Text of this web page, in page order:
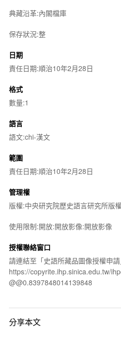
典藏沿革:內閣檔庫
保存狀況:整
日期
責任日期:順治10年2月28日
格式
數量:1
語言
語文:chi-漢文
範圍
責任日期:順治10年2月28日
管理權
版權:中央研究院歷史語言研究所版
使用限制:開放:開放影像:開放影像
授權聯絡窗口
請連結至「史語所藏品圖像授權申
https://copyrite.ihp.sinica.edu.tw/
@@0.8397848014139848
分享本文